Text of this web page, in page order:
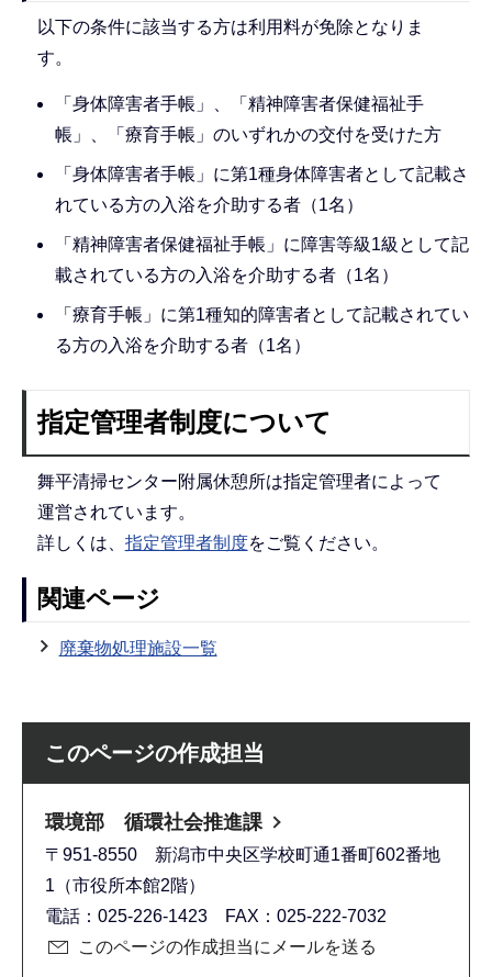
以下の条件に該当する方は利用料が免除となりま
す。
「身体障害者手帳」、「精神障害者保健福祉手
帳」、「療育手帳」のいずれかの交付を受けた方
「身体障害者手帳」に第1種身体障害者として記載さ
れている方の入浴を介助する者（1名）
「精神障害者保健福祉手帳」に障害等級1級として記
載されている方の入浴を介助する者（1名）
「療育手帳」に第1種知的障害者として記載されてい
る方の入浴を介助する者（1名）
指定管理者制度について
舞平清掃センター附属休憩所は指定管理者によって
運営されています。
詳しくは、 指定管理者制度をご覧ください。
関連ページ
廃棄物処理施設一覧
このページの作成担当
環境部 循環社会推進課
〒951-8550 新潟市中央区学校町通1番町602番地
1（市役所本館2階）
電話：025-226-1423 FAX：025-222-7032
このページの作成担当にメールを送る